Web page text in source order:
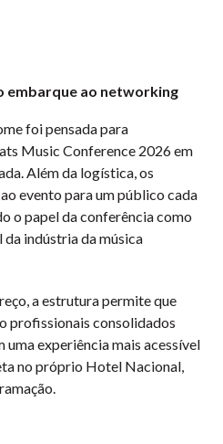
embarque ao networking
foi pensada para
Music Conference 2026 em
Além da logística, os
evento para um público cada
o papel da conferência como
indústria da música
a estrutura permite que
profissionais consolidados
uma experiência mais acessível
no próprio Hotel Nacional,